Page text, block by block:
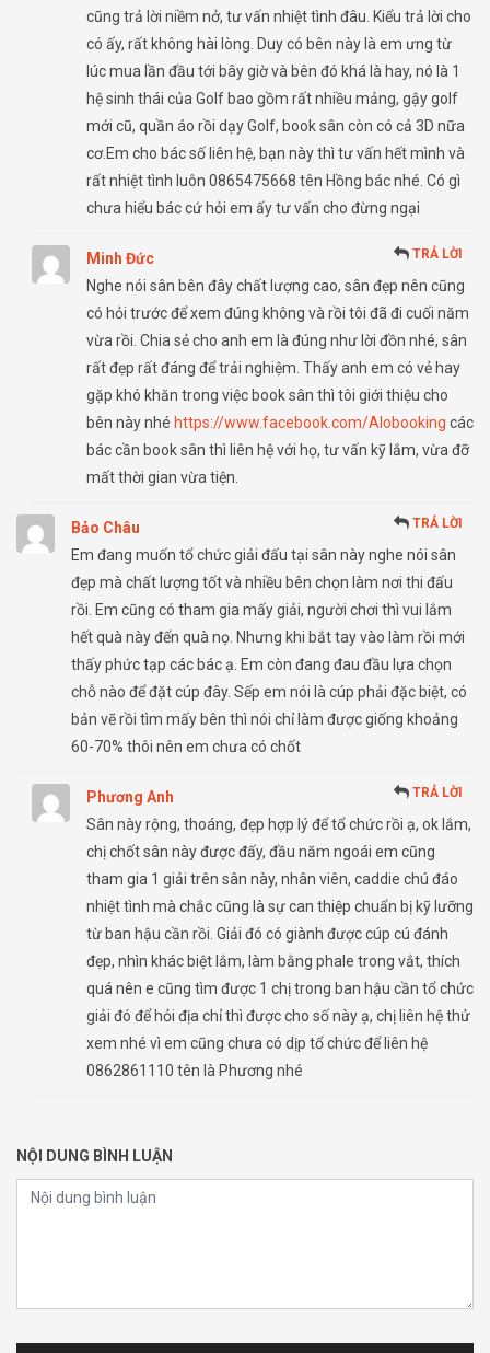
cũng trả lời niềm nở, tư vấn nhiệt tình đâu. Kiểu trả lời cho
có ấy, rất không hài lòng. Duy có bên này là em ưng từ
lúc mua lần đầu tới bây giờ và bên đó khá là hay, nó là 1
hệ sinh thái của Golf bao gồm rất nhiều mảng, gậy golf
mới cũ, quần áo rồi dạy Golf, book sân còn có cả 3D nữa
cơ.Em cho bác số liên hệ, bạn này thì tư vấn hết mình và
rất nhiệt tình luôn 0865475668 tên Hồng bác nhé. Có gì
chưa hiểu bác cứ hỏi em ấy tư vấn cho đừng ngại
Minh Đức TRẢ LỜI
Nghe nói sân bên đây chất lượng cao, sân đẹp nên cũng
có hỏi trước để xem đúng không và rồi tôi đã đi cuối năm
vừa rồi. Chia sẻ cho anh em là đúng như lời đồn nhé, sân
rất đẹp rất đáng để trải nghiệm. Thấy anh em có vẻ hay
gặp khó khăn trong việc book sân thì tôi giới thiệu cho
bên này nhé https://www.facebook.com/Alobooking các
bác cần book sân thì liên hệ với họ, tư vấn kỹ lắm, vừa đỡ
mất thời gian vừa tiện.
Bảo Châu TRẢ LỜI
Em đang muốn tổ chức giải đấu tại sân này nghe nói sân
đẹp mà chất lượng tốt và nhiều bên chọn làm nơi thi đấu
rồi. Em cũng có tham gia mấy giải, người chơi thì vui lắm
hết quà này đến quà nọ. Nhưng khi bắt tay vào làm rồi mới
thấy phức tạp các bác ạ. Em còn đang đau đầu lựa chọn
chỗ nào để đặt cúp đây. Sếp em nói là cúp phải đặc biệt, có
bản vẽ rồi tìm mấy bên thì nói chỉ làm được giống khoảng
60-70% thôi nên em chưa có chốt
Phương Anh TRẢ LỜI
Sân này rộng, thoáng, đẹp hợp lý để tổ chức rồi ạ, ok lắm,
chị chốt sân này được đấy, đầu năm ngoái em cũng
tham gia 1 giải trên sân này, nhân viên, caddie chú đáo
nhiệt tình mà chắc cũng là sự can thiệp chuẩn bị kỹ lưỡng
từ ban hậu cần rồi. Giải đó có giành được cúp cú đánh
đẹp, nhìn khác biệt lắm, làm bằng phale trong vắt, thích
quá nên e cũng tìm được 1 chị trong ban hậu cần tổ chức
giải đó để hỏi địa chỉ thì được cho số này ạ, chị liên hệ thử
xem nhé vì em cũng chưa có dịp tổ chức để liên hệ
0862861110 tên là Phương nhé
NỘI DUNG BÌNH LUẬN